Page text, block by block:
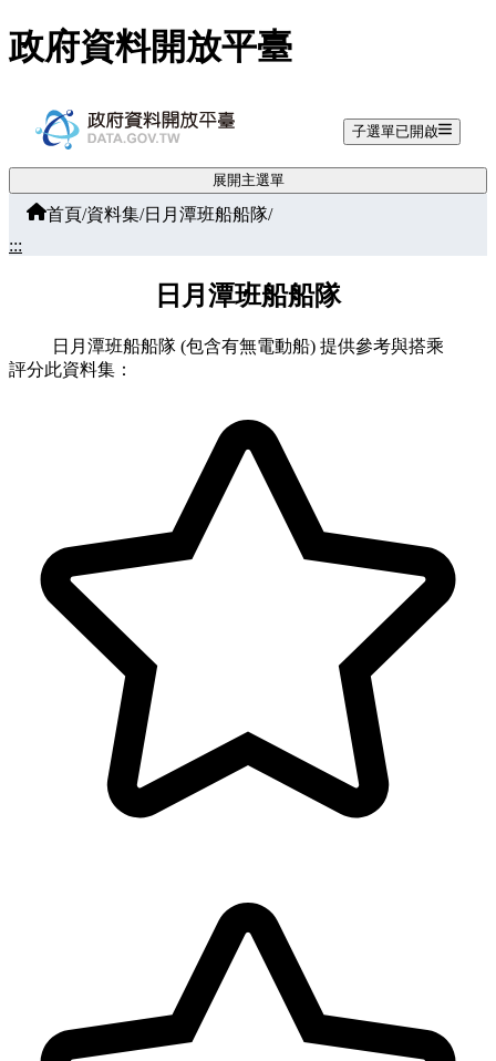
跳至主要內容
政府資料開放平臺
子選單已開啟
展開主選單
首頁/資料集/日月潭班船船隊/
:::
日月潭班船船隊
日月潭班船船隊 (包含有無電動船) 提供參考與搭乘
評分此資料集：